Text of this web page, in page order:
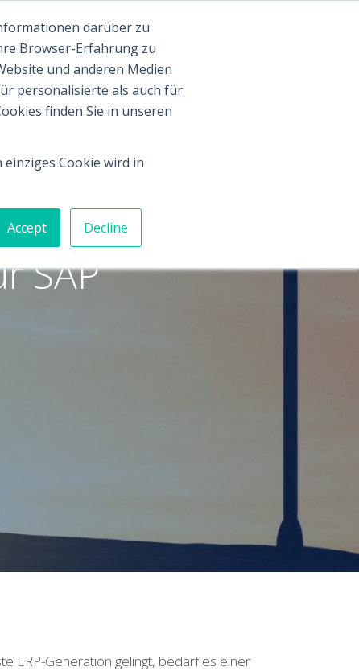
darüber zu
Browser-Erfahrung zu
und anderen Medien
personalisierte als auch für
finden Sie in unseren
Cookie wird in
Accept Decline
Webinar-Aufzeichnungen
SAP
ERP-Generation gelingt, bedarf es einer